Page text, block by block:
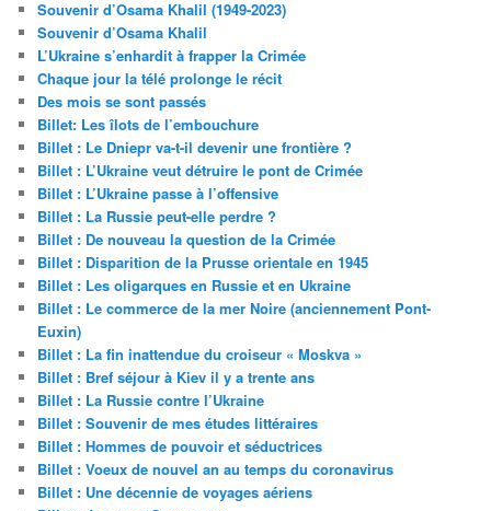
Souvenir d’Osama Khalil (1949-2023)
Souvenir d’Osama Khalil
L’Ukraine s’enhardit à frapper la Crimée
Chaque jour la télé prolonge le récit
Des mois se sont passés
Billet: Les îlots de l’embouchure
Billet : Le Dniepr va-t-il devenir une frontière ?
Billet : L’Ukraine veut détruire le pont de Crimée
Billet : L’Ukraine passe à l’offensive
Billet : La Russie peut-elle perdre ?
Billet : De nouveau la question de la Crimée
Billet : Disparition de la Prusse orientale en 1945
Billet : Les oligarques en Russie et en Ukraine
Billet : Le commerce de la mer Noire (anciennement Pont-
Euxin)
Billet : La fin inattendue du croiseur « Moskva »
Billet : Bref séjour à Kiev il y a trente ans
Billet : La Russie contre l’Ukraine
Billet : Souvenir de mes études littéraires
Billet : Hommes de pouvoir et séductrices
Billet : Voeux de nouvel an au temps du coronavirus
Billet : Une décennie de voyages aériens